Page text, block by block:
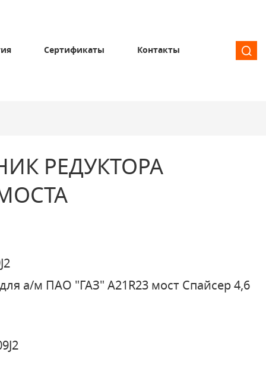
Сертификаты Контакты
РЕДУКТОРА
для а/м ПАО "ГАЗ" A21R23 мост Спайсер 4,6